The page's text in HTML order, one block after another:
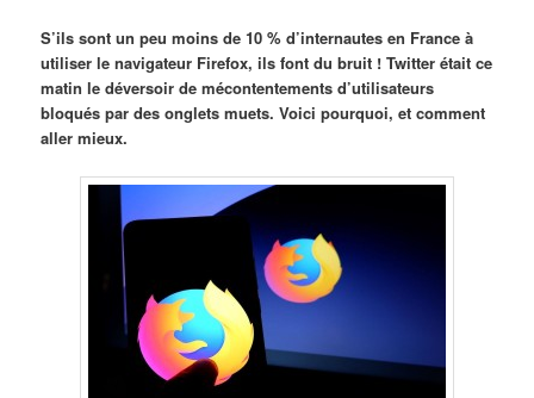
S’ils sont un peu moins de 10 % d’internautes en France à
utiliser le navigateur Firefox, ils font du bruit ! Twitter était ce
matin le déversoir de mécontentements d’utilisateurs
bloqués par des onglets muets. Voici pourquoi, et comment
aller mieux.